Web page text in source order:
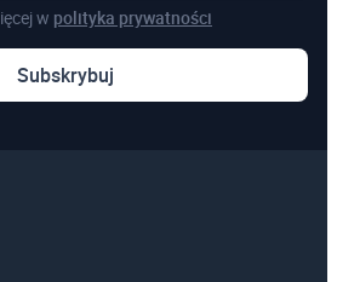
w polityka prywatności
Subskrybuj
Steel stopień II
Cloud
CAM - toczenie